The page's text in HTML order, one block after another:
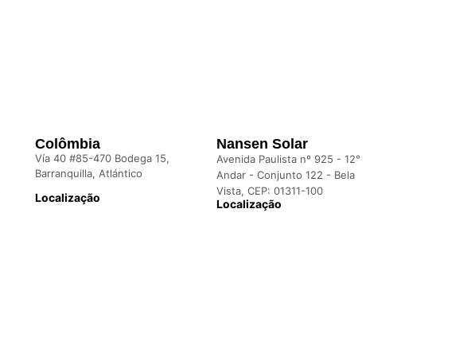
Colômbia
Vía 40 #85-470 Bodega 15,
Barranquilla, Atlántico
Localização
Nansen Solar
Avenida Paulista nº 925 - 12°
Andar - Conjunto 122 - Bela
Vista, CEP: 01311-100
Localização